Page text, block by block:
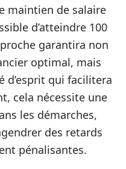
maintien de salaire
d’atteindre 100
garantira non
optimal, mais
qui facilitera
cela nécessite une
les démarches,
des retards
pénalisantes.